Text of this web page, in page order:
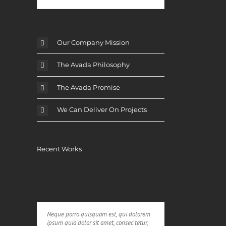
Our Company Mission
The Avada Philosophy
The Avada Promise
We Can Deliver On Projects
Recent Works
Neque porro quisquam est, qui dolorem
ipsum quia dolor sit amet, consec tetur,